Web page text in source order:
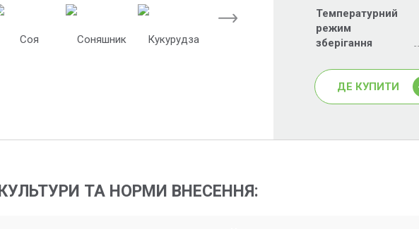
Соя Соняшник Кукурудза
Температурний
режим
зберігання
ДЕ КУПИТИ
КУЛЬТУРИ ТА НОРМИ ВНЕСЕННЯ: